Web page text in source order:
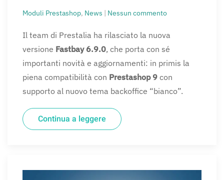
Moduli Prestashop, News | Nessun commentosu
la
versione
compatibile
Prestashop
9
Il team di Prestalia ha rilasciato la nuova
versione Fastbay 6.9.0, che porta con sé
importanti novità e aggiornamenti: in primis la
piena compatibilità con Prestashop 9 con
supporto al nuovo tema backoffice “bianco”.
Continua a leggere